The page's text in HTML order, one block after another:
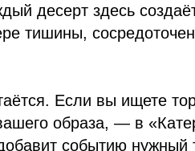
десерт здесь
тишины,
Если вы ищете
образа, — в
событию нужный